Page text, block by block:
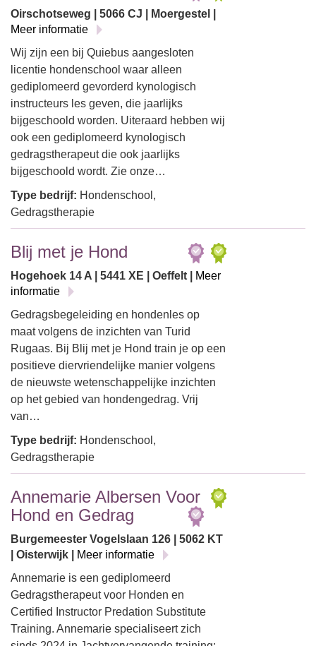
Oirschotseweg | 5066 CJ | Moergestel |
Meer informatie
Wij zijn een bij Quiebus aangesloten
licentie hondenschool waar alleen
gediplomeerd gevorderd kynologisch
instructeurs les geven, die jaarlijks
bijgeschoold worden. Uiteraard hebben wij
ook een gediplomeerd kynologisch
gedragstherapeut die ook jaarlijks
bijgeschoold wordt. Zie onze…
Type bedrijf: Hondenschool,
Gedragstherapie
Blij met je Hond
Hogehoek 14 A | 5441 XE | Oeffelt |
Meer
informatie
Gedragsbegeleiding en hondenles op
maat volgens de inzichten van Turid
Rugaas. Bij Blij met je Hond train je op een
positieve diervriendelijke manier volgens
de nieuwste wetenschappelijke inzichten
op het gebied van hondengedrag. Vrij
van…
Type bedrijf: Hondenschool,
Gedragstherapie
Annemarie Albersen Voor
Hond en Gedrag
Burgemeester Vogelslaan 126 | 5062 KT
| Oisterwijk |
Meer informatie
Annemarie is een gediplomeerd
Gedragstherapeut voor Honden en
Certified Instructor Predation Substitute
Training. Annemarie specialiseert zich